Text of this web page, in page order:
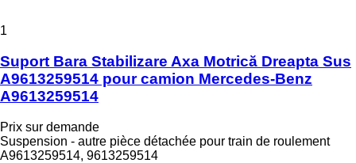
1
Suport Bara Stabilizare Axa Motrică Dreapta Sus
A9613259514 pour camion Mercedes-Benz
A9613259514
Prix sur demande
Suspension - autre pièce détachée pour train de roulement
A9613259514, 9613259514